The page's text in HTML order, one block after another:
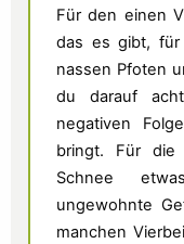
Für den einen
das es gibt,
nassen Pfoten
du darauf
negativen
bringt. Für
Schnee
ungewohnte
manchen